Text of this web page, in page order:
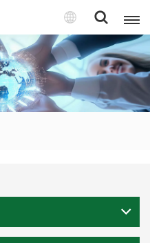
Tiếng
Việt
English
Pусский